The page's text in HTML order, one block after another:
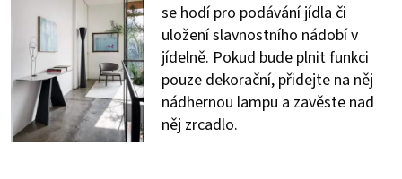
se hodí pro podávání jídla či
uložení slavnostního nádobí v
jídelně. Pokud bude plnit funkci
pouze dekorační, přidejte na něj
nádhernou lampu a zavěste nad
něj zrcadlo.